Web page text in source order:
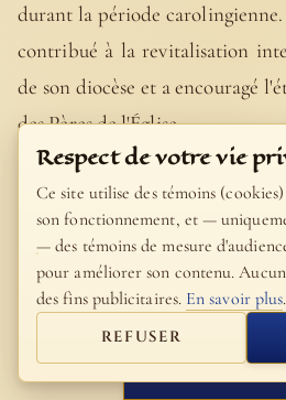
durant la période carolingienne.
contribué à la revitalisation
de son diocèse et a encouragé
des Pères de l'Église.
Peu d'œuvres lui sont
souvent cité dans les écrits
érudition et son leadership dans
peut être vue comme faisant
large de la Renaissance
renouveau culturel et éducatif
Respect de votre vie
Ce site utilise des témoins
son fonctionnement, et —
— des témoins de mesure
pour améliorer son contenu.
des fins publicitaires. En savoir plus.
REFUSER